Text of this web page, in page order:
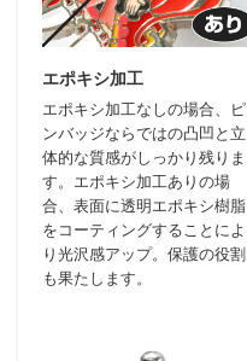
エポキシ加工
エポキシ加工なしの場合、ピ
ンバッジならではの凸凹と立
体的な質感がしっかり残りま
す。エポキシ加工ありの場
合、表面に透明エポキシ樹脂
をコーティングすることによ
り光沢感アップ。保護の役割
も果たします。